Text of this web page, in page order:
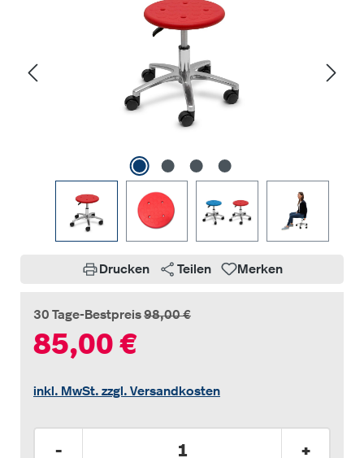
Drucken Teilen Merken
30 Tage-Bestpreis98,00 €
85,00 €
inkl. MwSt. zzgl. Versandkosten
- +